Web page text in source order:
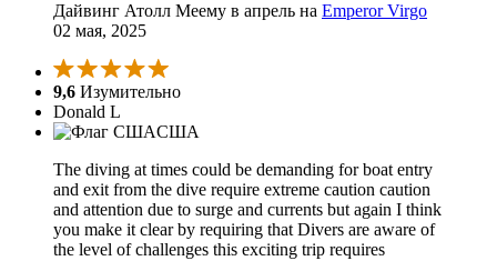
Дайвинг Атолл Меему в апрель на Emperor Virgo
02 мая, 2025
9,6 Изумительно
Donald L
США
The diving at times could be demanding for boat entry
and exit from the dive require extreme caution caution
and attention due to surge and currents but again I think
you make it clear by requiring that Divers are aware of
the level of challenges this exciting trip requires